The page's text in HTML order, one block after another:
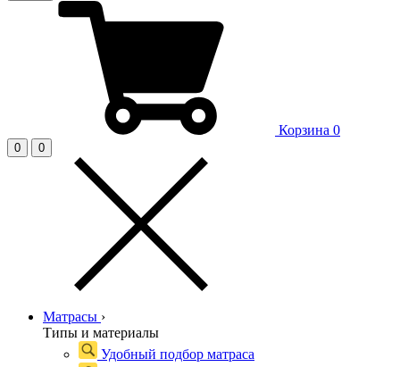
Корзина 0
0 0
Матрасы ›
Типы и материалы
Удобный подбор матраса